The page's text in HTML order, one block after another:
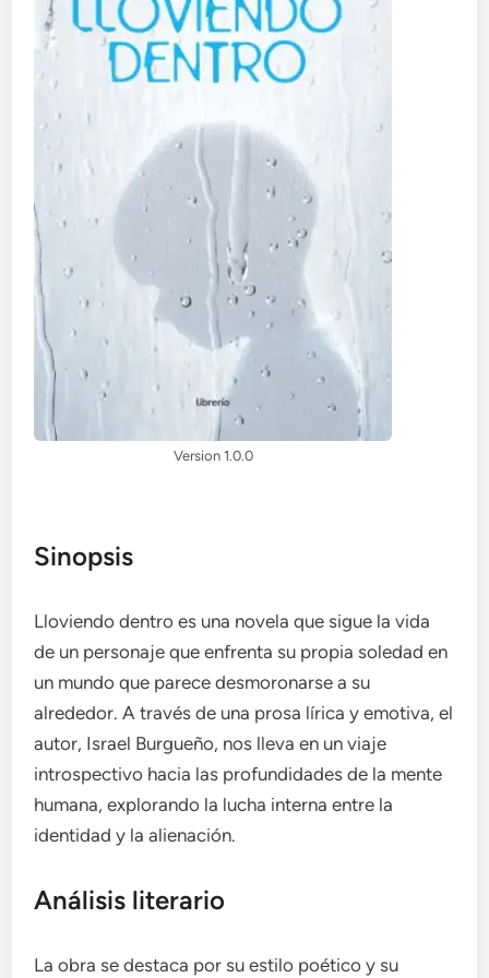
Version 1.0.0
Sinopsis
Lloviendo dentro es una novela que sigue la vida
de un personaje que enfrenta su propia soledad en
un mundo que parece desmoronarse a su
alrededor. A través de una prosa lírica y emotiva, el
autor, Israel Burgueño, nos lleva en un viaje
introspectivo hacia las profundidades de la mente
humana, explorando la lucha interna entre la
identidad y la alienación.
Análisis literario
La obra se destaca por su estilo poético y su